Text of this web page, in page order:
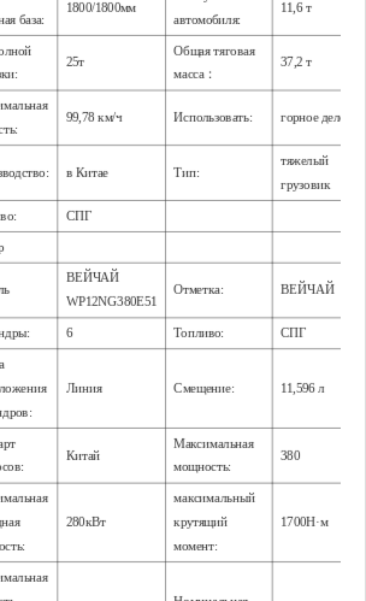
база:
1800/1800мм
автомобиля:
11,6 т
25т
Общая тяговая
масса：
37,2 т
99,78 км/ч Использовать: горное дело
в Китае Тип:
тяжелый
грузовик
СПГ
ВЕЙЧАЙ
WP12NG380E51
Отметка: ВЕЙЧАЙ
6 Топливо: СПГ
Линия Смещение: 11,596 л
Китай
Максимальная
мощность:
380
280кВт
максимальный
крутящий
момент:
1700Н·м